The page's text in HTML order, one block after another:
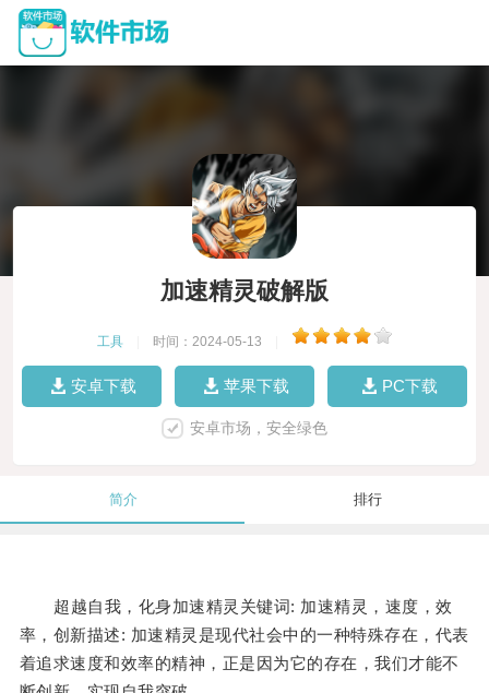
加速精灵破解版
工具 时间：2024-05-13
安卓下载 苹果下载 PC下载
安卓市场，安全绿色
简介 排行
超越自我，化身加速精灵关键词: 加速精灵，速度，效
率，创新描述: 加速精灵是现代社会中的一种特殊存在，代表
着追求速度和效率的精神，正是因为它的存在，我们才能不